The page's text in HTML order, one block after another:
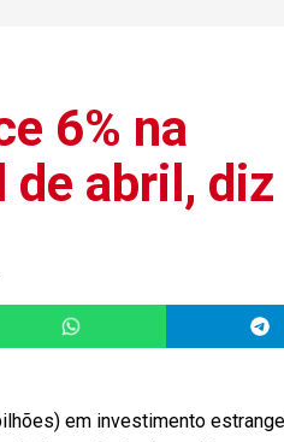
6% na
de abril, diz
em investimento